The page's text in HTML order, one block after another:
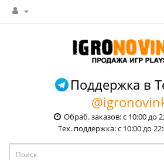
Поддержка в
Обраб. заказов: с 10:00 до
Тех. поддержка: с 10:00 до